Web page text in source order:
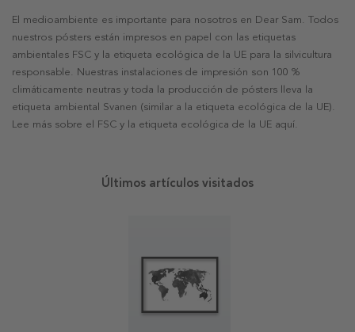
El medioambiente es importante para nosotros en Dear Sam. Todos
nuestros pósters están impresos en papel con las etiquetas
ambientales FSC y la etiqueta ecológica de la UE para la silvicultura
responsable. Nuestras instalaciones de impresión son 100 %
climáticamente neutras y toda la producción de pósters lleva la
etiqueta ambiental Svanen (similar a la etiqueta ecológica de la UE).
Lee más sobre el FSC y la etiqueta ecológica de la UE aquí.
Últimos artículos visitados